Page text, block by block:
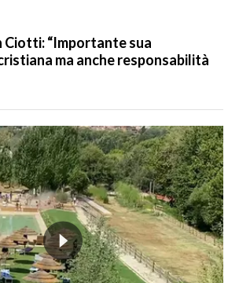
Ciotti: “Importante sua
ma anche responsabilità